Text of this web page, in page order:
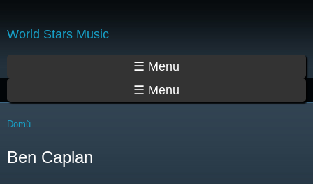
World Stars Music
☰ Menu
☰ Menu
Jste zde
Domů
Ben Caplan